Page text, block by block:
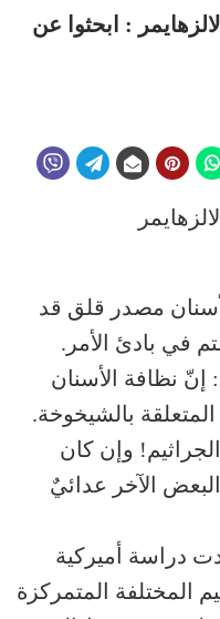
: ابحثوا عن
مصدر قلق قد
في بادئ الأمر.
إنّ نظافة الأسنان
بالشيخوخة.
وإن كان
الآخر عدائيٌ
دراسة أميركية
المختلفة المتمركزة